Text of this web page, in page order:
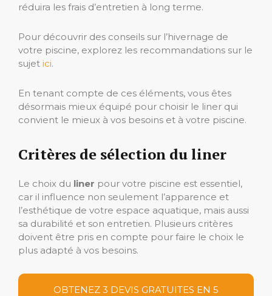
réduira les frais d’entretien à long terme.
Pour découvrir des conseils sur l’hivernage de
votre piscine, explorez les recommandations sur le
sujet ici.
En tenant compte de ces éléments, vous êtes
désormais mieux équipé pour choisir le liner qui
convient le mieux à vos besoins et à votre piscine.
Critères de sélection du liner
Le choix du liner pour votre piscine est essentiel,
car il influence non seulement l’apparence et
l’esthétique de votre espace aquatique, mais aussi
sa durabilité et son entretien. Plusieurs critères
doivent être pris en compte pour faire le choix le
plus adapté à vos besoins.
OBTENEZ 3 DEVIS GRATUITES EN 5